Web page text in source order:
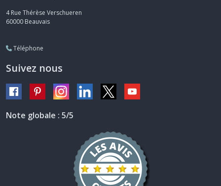
4 Rue Thérèse Verschueren
60000 Beauvais
Téléphone
Suivez nous
Note globale : 5/5